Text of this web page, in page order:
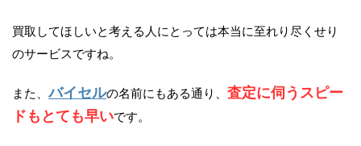
買取してほしいと考える人にとっては本当に至れり尽くせり
のサービスですね。
また、バイセルの名前にもある通り、 査定に伺うスピー
ドもとても早いです。